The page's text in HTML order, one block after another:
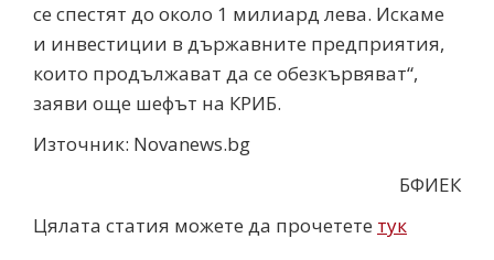
се спестят до около 1 милиард лева. Искаме
и инвестиции в държавните предприятия,
които продължават да се обезкървяват“,
заяви още шефът на КРИБ.
Източник: Novanews.bg
БФИЕК
Цялата статия можете да прочетете тук